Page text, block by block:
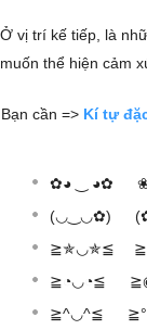
Ở vị trí kế tiếp, là
muốn thể hiện cảm
Bạn cần => Kí tự
✿◕ ‿ ◕✿
(◡‿◡✿)
≧✯◡✯≦
≧◔◡◔≦
≧^◡^≦